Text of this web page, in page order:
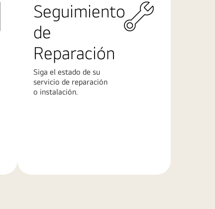
Seguimiento
de
Reparación
Siga el estado de su
servicio de reparación
o instalación.